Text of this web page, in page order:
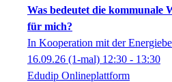
Was bedeutet die kommunale
für mich?
In Kooperation mit der
16.09.26 (1-mal) 12:30 - 13:30
Edudip Onlineplattform